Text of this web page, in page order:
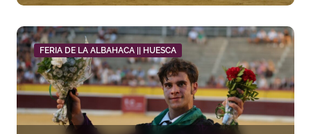
FERIA DE LA ALBAHACA || HUESCA